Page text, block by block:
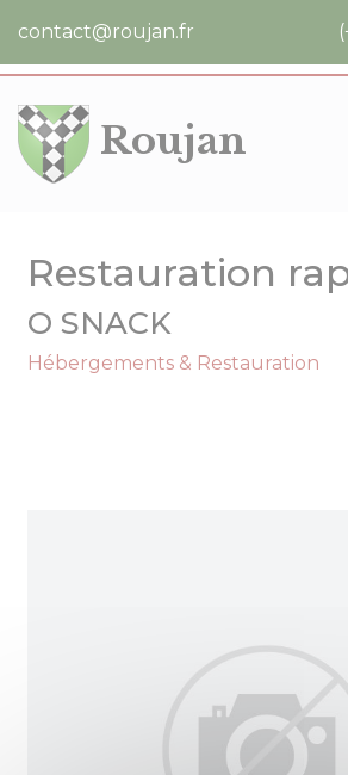
contact@roujan.fr
Roujan
Restauration
O SNACK
Hébergements & Restauration